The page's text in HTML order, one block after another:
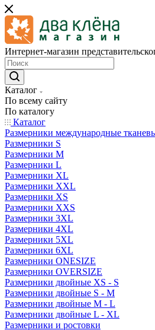
Интернет-магазин
Каталог
По всему сайту
По каталогу
Каталог
Размерники международные
Размерники S
Размерники M
Размерники L
Размерники XL
Размерники XXL
Размерники XS
Размерники XXS
Размерники 3XL
Размерники 4XL
Размерники 5XL
Размерники 6XL
Размерники ONESIZE
Размерники OVERSIZE
Размерники двойные XS - S
Размерники двойные S - M
Размерники двойные M - L
Размерники двойные L - XL
Размерники и ростовки